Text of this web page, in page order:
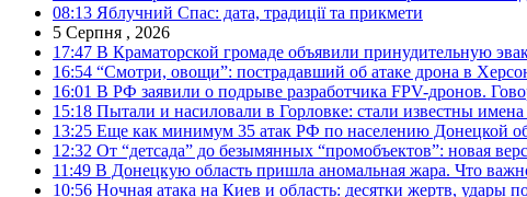
08:13 Яблучний Спас: дата, традиції та прикмети
5 Серпня , 2026
17:47 В Краматорской громаде объявили принудительную
16:54 “Смотри, овощи”: пострадавший об атаке дрона в
16:01 В РФ заявили о подрыве разработчика FPV-дронов.
15:18 Пытали и насиловали в Горловке: стали известны имена
13:25 Еще как минимум 35 атак РФ по населению Донецкой
12:32 От “детсада” до безымянных “промобъектов”: новая
11:49 В Донецкую область пришла аномальная жара. Что
10:56 Ночная атака на Киев и область: десятки жертв, удары